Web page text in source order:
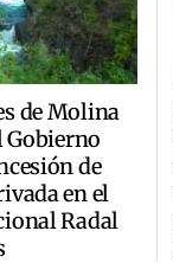
de Molina
de
en el
Radal